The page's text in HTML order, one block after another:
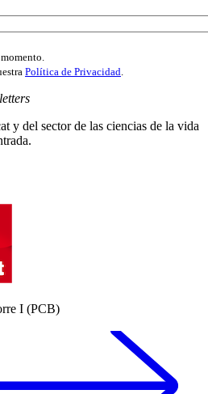
Política de Privacidad.
y del sector de las ciencias de la vida
I (PCB)